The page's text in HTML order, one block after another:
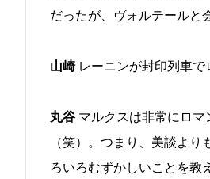
だったが、ヴォルテールと
山崎レーニンが封印列車で
丸谷 マルクスは非常にロ
（笑）。つまり、美談よ
ろいろむずかしいことを教